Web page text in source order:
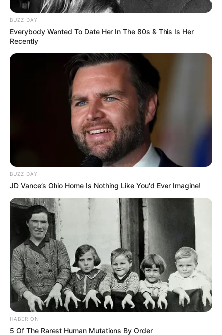
Szerző
More by Szerző
BUZZ DAY
Everybody Wanted To Date Her In The 80s & This Is Her
Recently
BUZZ DAY
JD Vance’s Ohio Home Is Nothing Like You'd Ever Imagine!
HABERION
5 Of The Rarest Human Mutations By Order